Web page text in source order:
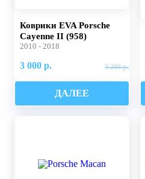
Коврики EVA Porsche
Cayenne II (958)
2010 - 2018
3 000 р. 3 200 р.
ДАЛЕЕ